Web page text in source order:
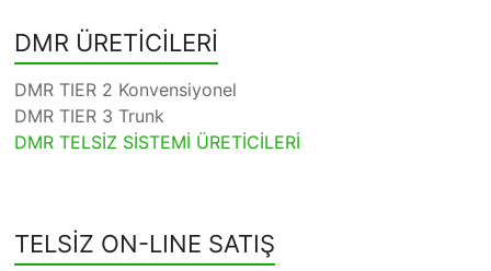
DMR ÜRETİCİLERİ
DMR TIER 2 Konvensiyonel
DMR TIER 3 Trunk
DMR TELSİZ SİSTEMİ ÜRETİCİLERİ
TELSİZ ON-LINE SATIŞ